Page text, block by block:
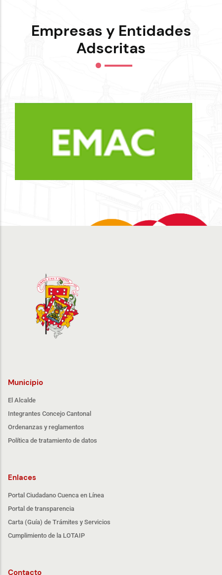
Empresas y Entidades
Adscritas
Municipio
El Alcalde
Integrantes Concejo Cantonal
Ordenanzas y reglamentos
Política de tratamiento de datos
Enlaces
Portal Ciudadano Cuenca en Línea
Portal de transparencia
Carta (Guía) de Trámites y Servicios
Cumplimiento de la LOTAIP
Contacto